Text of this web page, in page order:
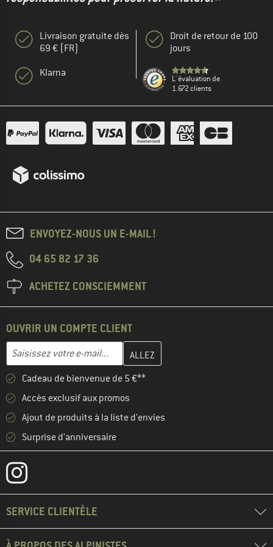
Livraison gratuite dès
69 € (FR)
Klarna
Droit de retour de 100
jours
L' évaluation de
1.672 clients
ENVOYEZ-NOUS UN E-MAIL !
04 65 82 17 36
ACHETEZ CONSCIEMMENT
OUVRIR UN COMPTE CLIENT
Adresse e-mail
Entrez votre adresse e-mail ici et créez votre compte client à la
Cadeau de bienvenue de 5 €**
Accès exclusif aux promos
Ajout de produits à la liste d'envies
Surprise d'anniversaire
SERVICE CLIENTÈLE